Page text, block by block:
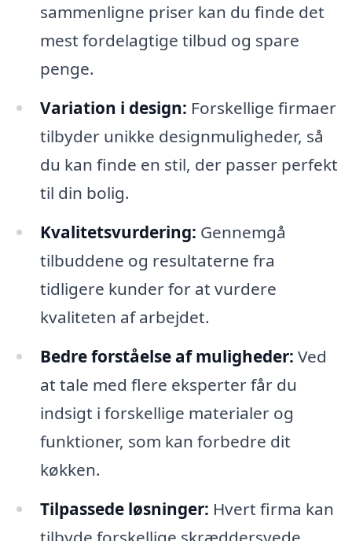
sammenligne priser kan du finde det
mest fordelagtige tilbud og spare
penge.
Variation i design: Forskellige firmaer
tilbyder unikke designmuligheder, så
du kan finde en stil, der passer perfekt
til din bolig.
Kvalitetsvurdering: Gennemgå
tilbuddene og resultaterne fra
tidligere kunder for at vurdere
kvaliteten af arbejdet.
Bedre forståelse af muligheder: Ved
at tale med flere eksperter får du
indsigt i forskellige materialer og
funktioner, som kan forbedre dit
køkken.
Tilpassede løsninger: Hvert firma kan